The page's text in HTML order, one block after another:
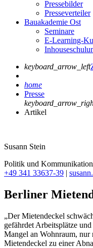
Pressebilder
Presseverteiler
Bauakademie Ost
Seminare
E-Learning-
keyboard_arrow_left
home
Presse
Artikel
Susann Stein
Politik und
+49 341 33637-39 |
Berliner
„Der Mietendeckel
gefährdet Arbeitsplätze
Mangel an Wohnraum, nur
Mietendeckel zu einer